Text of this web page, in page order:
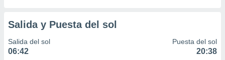
Salida y Puesta del sol
Salida del sol
06:42
Puesta del sol
20:38